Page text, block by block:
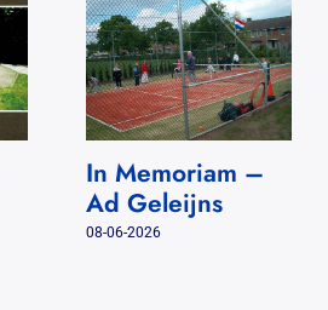
In Memoriam –
Ad Geleijns
08-06-2026